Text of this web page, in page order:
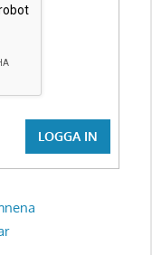
LOGGA IN